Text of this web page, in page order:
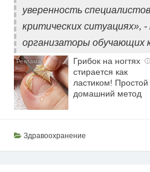
уверенность
критических ситуациях»,
организаторы обучающих
i
Грибок на ногтях
стирается как
ластиком! Простой
домашний метод
Здравоохранение